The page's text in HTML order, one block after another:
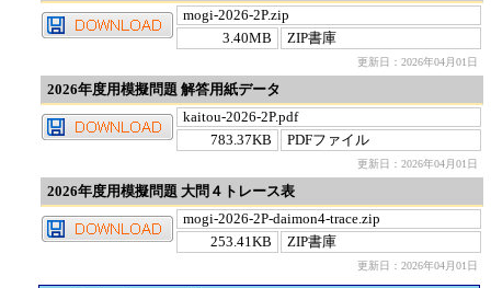
mogi-2026-2P.zip
3.40MB
ZIP書庫
更新日：2026年04月01日
2026年度用模擬問題 解答用紙データ
kaitou-2026-2P.pdf
783.37KB
PDFファイル
更新日：2026年04月01日
2026年度用模擬問題 大問４トレース表
mogi-2026-2P-daimon4-trace.zip
253.41KB
ZIP書庫
更新日：2026年04月01日